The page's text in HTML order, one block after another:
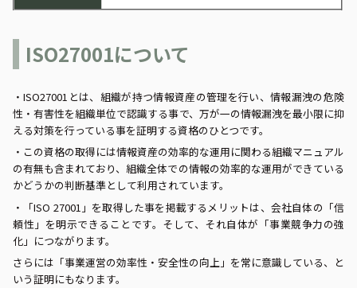
ISO27001について
・ISO27001とは、組織が持つ情報資産の管理を行い、情報漏洩の危険
性・有害性を組織単位で認識する事で、万が一の情報漏洩を最小限に抑
える対策を行っている事を証明する資格のひとつです。
・この資格の取得には情報資産の効率的な運用に関わる組織マニュアル
の有無も含まれており、組織全体での情報の効率的な運用ができている
かどうかの判断基準として利用されています。
・「ISO 27001」を取得した事を掲載するメリットは、会社自体の「信
頼性」を明示できることです。そして、それ自体が「事業競争力の強
化」につながります。
さらには「事業運営の効率性・安全性の向上」を常に意識している、と
いう証明にもなります。